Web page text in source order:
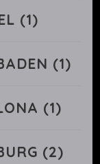
(1)
(1)
(1)
(2)